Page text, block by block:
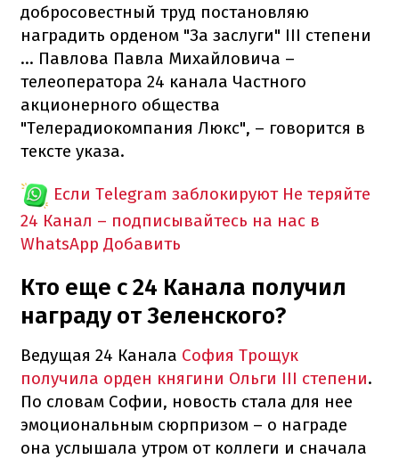
добросовестный труд постановляю
наградить орденом "За заслуги" III степени
... Павлова Павла Михайловича –
телеоператора 24 канала Частного
акционерного общества
"Телерадиокомпания Люкс", – говорится в
тексте указа.
Если Telegram заблокируют Не теряйте
24 Канал – подписывайтесь на нас в
WhatsApp Добавить
Кто еще с 24 Канала получил
награду от Зеленского?
Ведущая 24 Канала София Трощук
получила орден княгини Ольги III степени.
По словам Софии, новость стала для нее
эмоциональным сюрпризом – о награде
она услышала утром от коллеги и сначала